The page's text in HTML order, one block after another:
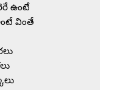
ఉంటే
వింతే